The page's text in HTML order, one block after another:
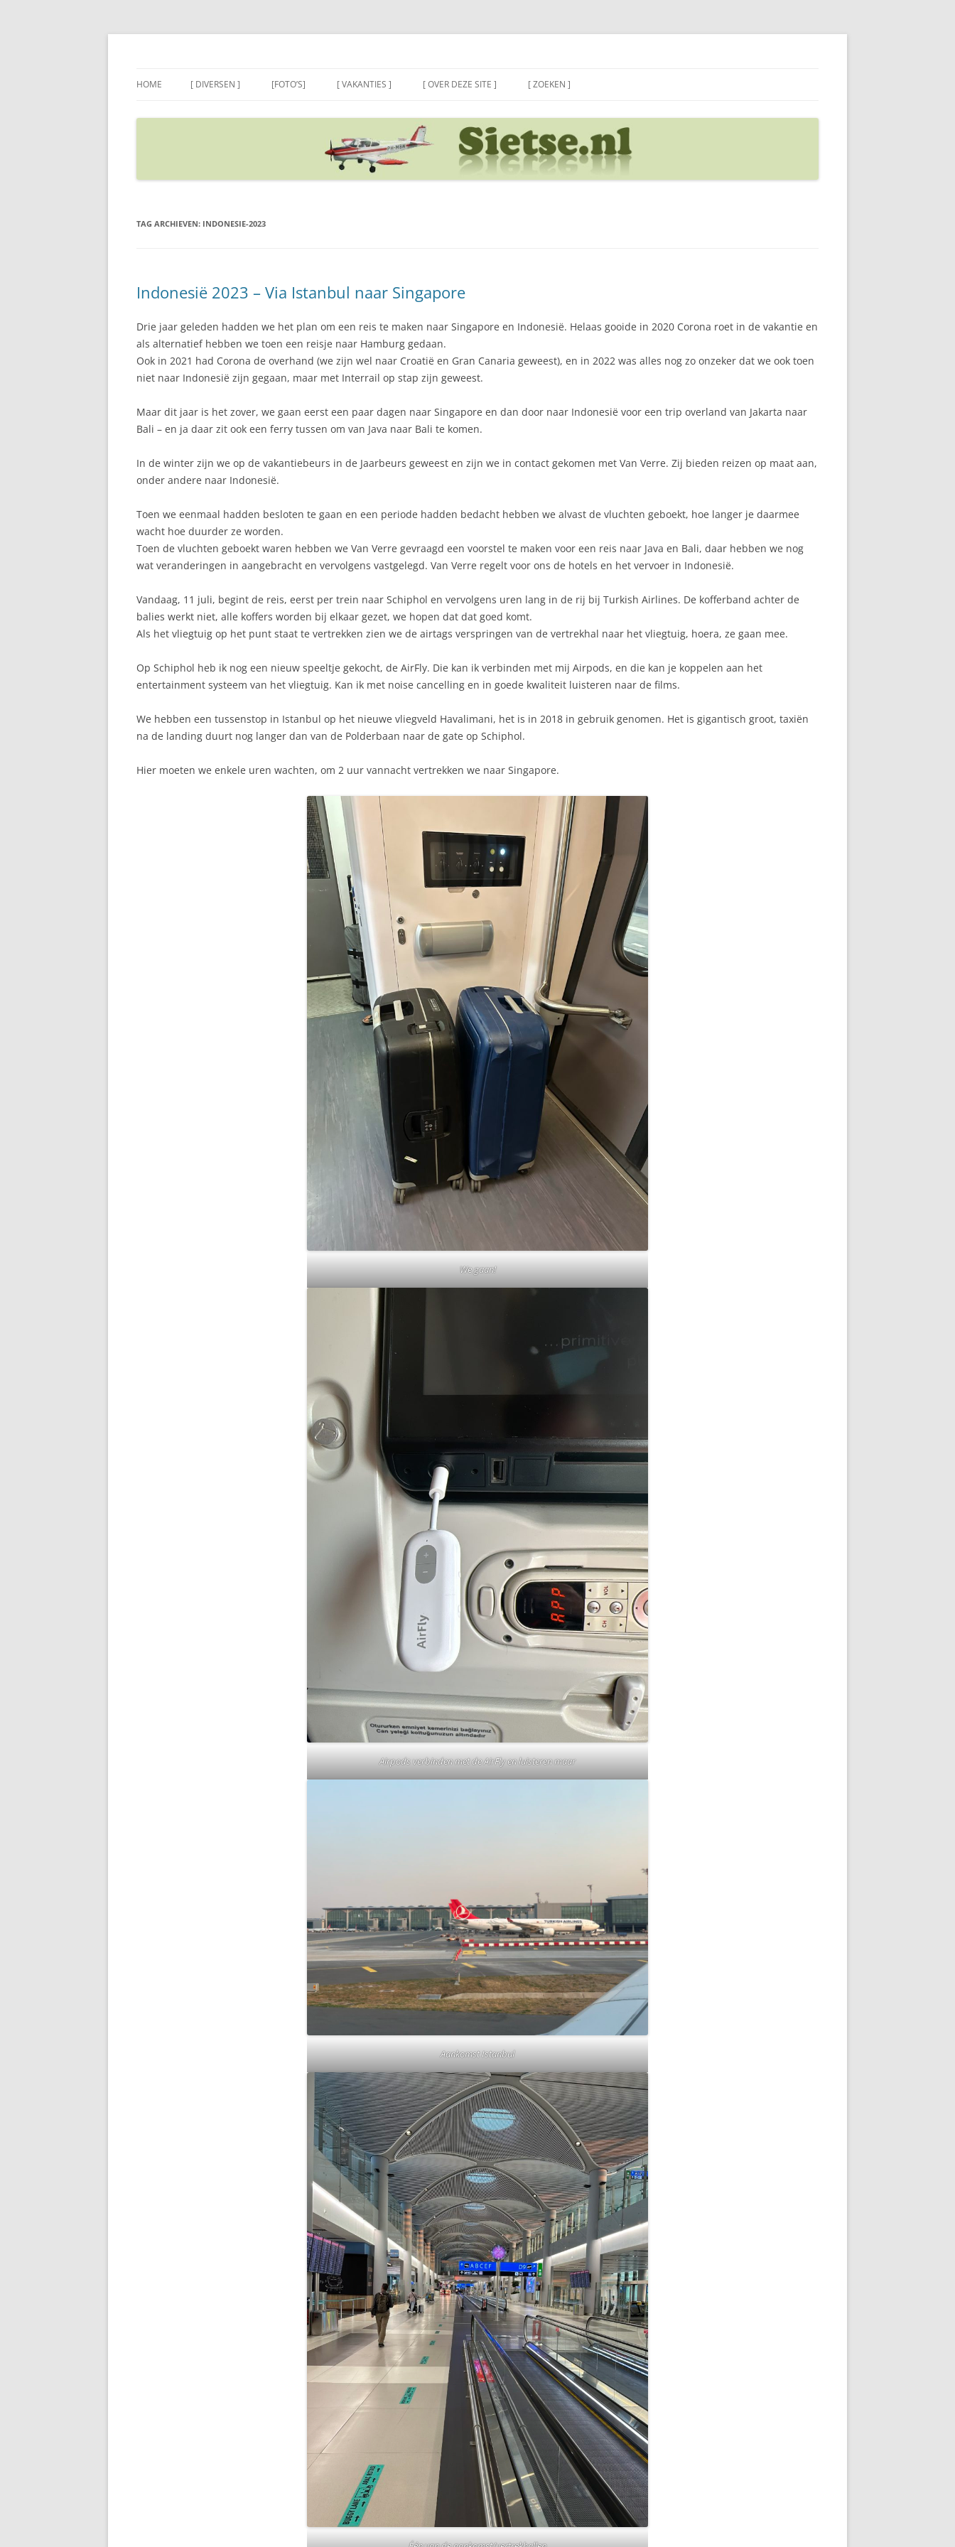
Ga
HOME [ DIVERSEN ] [FOTO’S] [ VAKANTIES ] [ OVER DEZE SITE ] [ ZOEKEN ]
TAG ARCHIEVEN: INDONESIE-2023
Indonesië 2023 – Via Istanbul naar Singapore
Drie jaar geleden hadden we het plan om een reis te maken naar Singapore en Indonesië. Helaas gooide in 2020 Corona roet in de vakantie en
als alternatief hebben we toen een reisje naar Hamburg gedaan.
Ook in 2021 had Corona de overhand (we zijn wel naar Croatië en Gran Canaria geweest), en in 2022 was alles nog zo onzeker dat we ook toen
niet naar Indonesië zijn gegaan, maar met Interrail op stap zijn geweest.
Maar dit jaar is het zover, we gaan eerst een paar dagen naar Singapore en dan door naar Indonesië voor een trip overland van Jakarta naar
Bali – en ja daar zit ook een ferry tussen om van Java naar Bali te komen.
In de winter zijn we op de vakantiebeurs in de Jaarbeurs geweest en zijn we in contact gekomen met Van Verre. Zij bieden reizen op maat aan,
onder andere naar Indonesië.
Toen we eenmaal hadden besloten te gaan en een periode hadden bedacht hebben we alvast de vluchten geboekt, hoe langer je daarmee
wacht hoe duurder ze worden.
Toen de vluchten geboekt waren hebben we Van Verre gevraagd een voorstel te maken voor een reis naar Java en Bali, daar hebben we nog
wat veranderingen in aangebracht en vervolgens vastgelegd. Van Verre regelt voor ons de hotels en het vervoer in Indonesië.
Vandaag, 11 juli, begint de reis, eerst per trein naar Schiphol en vervolgens uren lang in de rij bij Turkish Airlines. De kofferband achter de
balies werkt niet, alle koffers worden bij elkaar gezet, we hopen dat dat goed komt.
Als het vliegtuig op het punt staat te vertrekken zien we de airtags verspringen van de vertrekhal naar het vliegtuig, hoera, ze gaan mee.
Op Schiphol heb ik nog een nieuw speeltje gekocht, de AirFly. Die kan ik verbinden met mij Airpods, en die kan je koppelen aan het
entertainment systeem van het vliegtuig. Kan ik met noise cancelling en in goede kwaliteit luisteren naar de films.
We hebben een tussenstop in Istanbul op het nieuwe vliegveld Havalimani, het is in 2018 in gebruik genomen. Het is gigantisch groot, taxiën
na de landing duurt nog langer dan van de Polderbaan naar de gate op Schiphol.
Hier moeten we enkele uren wachten, om 2 uur vannacht vertrekken we naar Singapore.
We gaan!
Airpods verbinden met de AirFly en luisteren maar
Aankomst Istanbul